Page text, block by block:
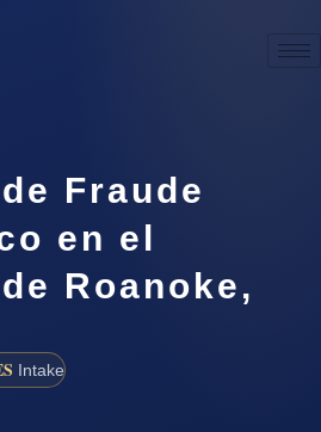
Fraude
en el
Roanoke,
Intake